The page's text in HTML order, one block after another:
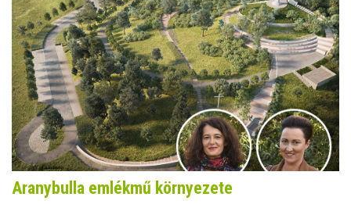
Aranybulla emlékmű környezete